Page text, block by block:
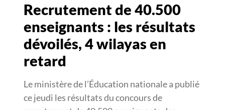
Recrutement de 40.500
enseignants : les résultats
dévoilés, 4 wilayas en
retard
Le ministère de l’Éducation nationale a publié
ce jeudi les résultats du concours de